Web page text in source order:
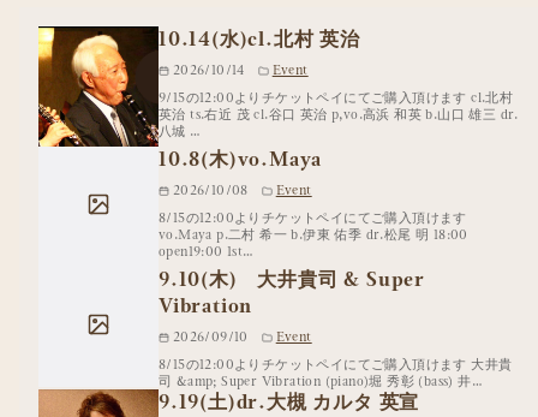
10.14(水)cl.北村 英治
2026/10/14
Event
9/15の12:00よりチケットペイにてご購入頂けます cl.北村
英治 ts.右近 茂 cl.谷口 英治 p,vo.高浜 和英 b.山口 雄三 dr.
八城 …
10.8(木)vo.Maya
2026/10/08
Event
8/15の12:00よりチケットペイにてご購入頂けます
vo.Maya p.二村 希一 b.伊東 佑季 dr.松尾 明 18:00
open19:00 1st…
9.10(木) 大井貴司 & Super
Vibration
2026/09/10
Event
8/15の12:00よりチケットペイにてご購入頂けます 大井貴
司 &amp; Super Vibration (piano)堀 秀彰 (bass) 井…
9.19(土)dr.大槻 カルタ 英宣